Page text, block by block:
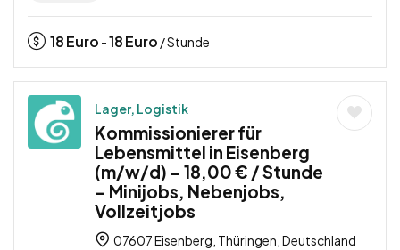
18Euro -18Euro / Stunde
Lager, Logistik
Kommissionierer für
Lebensmittel in Eisenberg
(m/w/d) – 18,00 € / Stunde
– Minijobs, Nebenjobs,
Vollzeitjobs
07607 Eisenberg, Thüringen, Deutschland